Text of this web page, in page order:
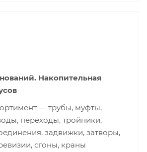
Накопительная
— трубы, муфты,
переходы, тройники,
задвижки, затворы,
сгоны, краны